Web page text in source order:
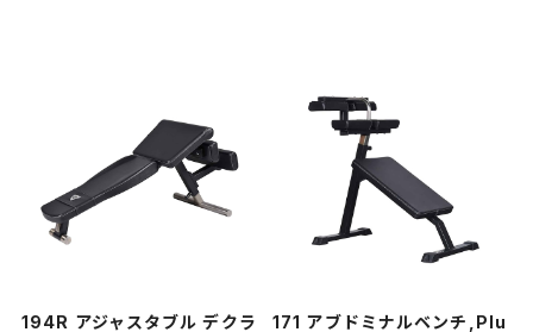
194R アジャスタブル デクラ 171 アブドミナルベンチ,Plu